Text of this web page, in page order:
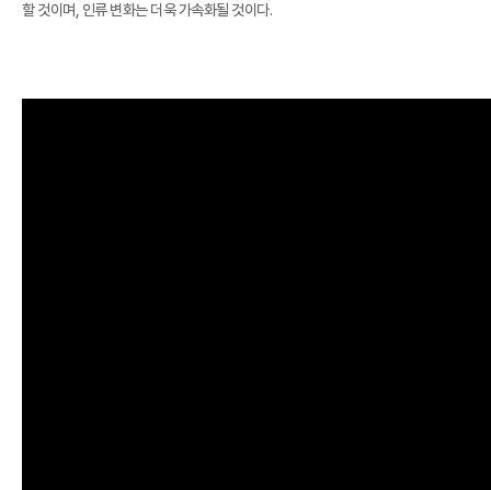
할 것이며, 인류 변화는 더욱 가속화될 것이다.